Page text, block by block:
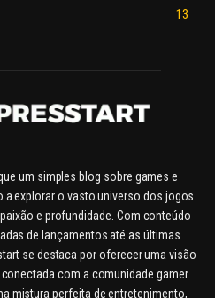
13
um simples blog sobre games e
explorar o vasto universo dos jogos
e profundidade. Com conteúdo
de lançamentos até as últimas
se destaca por oferecer uma visão
com a comunidade gamer.
mistura perfeita de entretenimento,